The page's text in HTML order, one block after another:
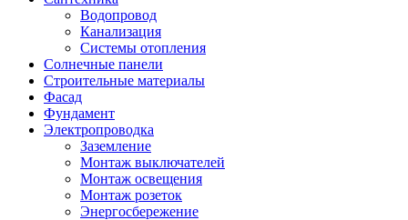
Водопровод
Канализация
Системы отопления
Солнечные панели
Строительные материалы
Фасад
Фундамент
Электропроводка
Заземление
Монтаж выключателей
Монтаж освещения
Монтаж розеток
Энергосбережение